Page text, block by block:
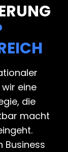
eine
die
macht
Business